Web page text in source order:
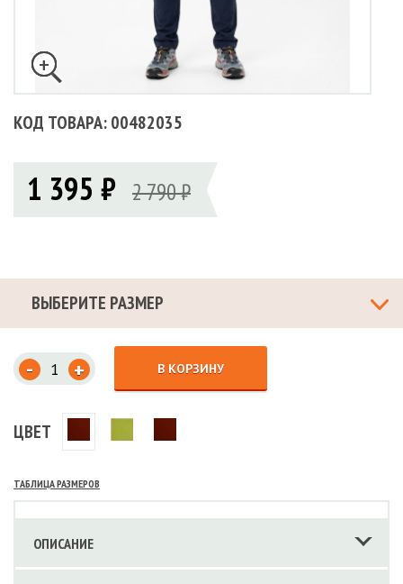
КОД ТОВАРА: 00482035
1 395 ₽ 2 790 ₽
ВЫБЕРИТЕ РАЗМЕР
- + В КОРЗИНУ
ЦВЕТ
ТАБЛИЦА РАЗМЕРОВ
ОПИСАНИЕ